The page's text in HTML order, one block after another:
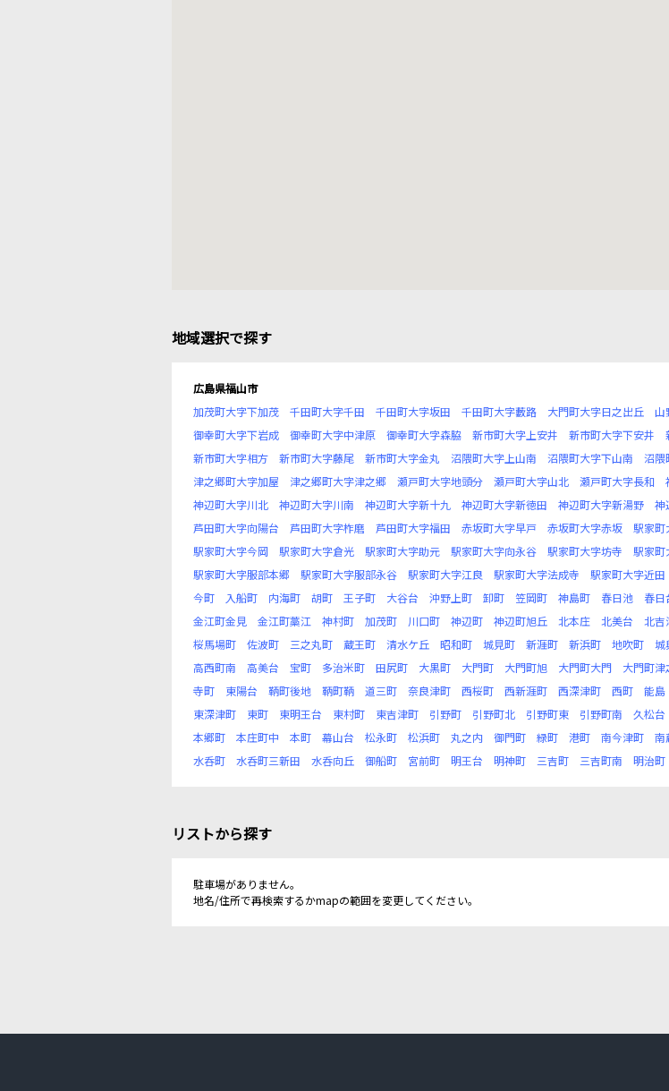
地域選択で探す
広島県福山市
加茂町大字下加茂
千田町大字千田 千田町大字坂田 千田町大字藪路 大門町大字日之出丘 山
御幸町大字下岩成
御幸町大字中津原 御幸町大字森脇 新市町大字上安井 新市町大字下安井
新市町大字相方
新市町大字藤尾 新市町大字金丸 沼隈町大字上山南 沼隈町大字下山南 沼隈
津之郷町大字加屋
津之郷町大字津之郷 瀬戸町大字地頭分 瀬戸町大字山北 瀬戸町大字長和
神辺町大字川北
神辺町大字川南 神辺町大字新十九 神辺町大字新徳田 神辺町大字新湯野 神
芦田町大字向陽台
芦田町大字柞磨 芦田町大字福田 赤坂町大字早戸 赤坂町大字赤坂 駅家町
駅家町大字今岡
駅家町大字倉光 駅家町大字助元 駅家町大字向永谷 駅家町大字坊寺 駅家町
駅家町大字服部本郷
駅家町大字服部永谷 駅家町大字江良 駅家町大字法成寺 駅家町大字近田
今町
入船町 内海町 胡町 王子町 大谷台 沖野上町 卸町 笠岡町 神島町 春日池 春日
金江町金見
金江町藁江 神村町 加茂町 川口町 神辺町 神辺町旭丘 北本庄 北美台 北吉
桜馬場町
佐波町 三之丸町 蔵王町 清水ケ丘 昭和町 城見町 新涯町 新浜町 地吹町 城
高西町南
高美台 宝町 多治米町 田尻町 大黒町 大門町 大門町旭 大門町大門 大門町津
寺町
東陽台 鞆町後地 鞆町鞆 道三町 奈良津町 西桜町 西新涯町 西深津町 西町 能島
東深津町
東町 東明王台 東村町 東吉津町 引野町 引野町北 引野町東 引野町南 久松台
本郷町
本庄町中 本町 幕山台 松永町 松浜町 丸之内 御門町 緑町 港町 南今津町 南
水呑町
水呑町三新田 水呑向丘 御船町 宮前町 明王台 明神町 三吉町 三吉町南 明治町
リストから探す
駐車場がありません。
地名/住所で再検索するかmapの範囲を変更してください。